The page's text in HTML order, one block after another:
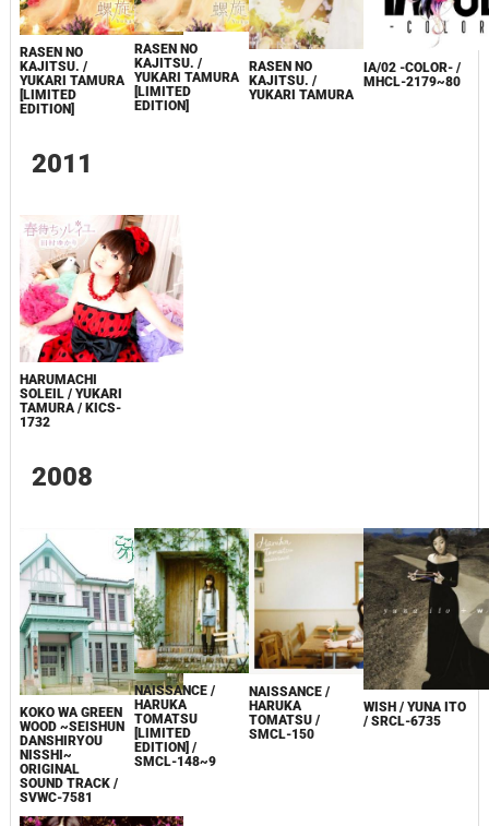
RASEN NO
KAJITSU. /
YUKARI TAMURA
[LIMITED
EDITION]
RASEN NO
KAJITSU. /
YUKARI TAMURA
[LIMITED
EDITION]
RASEN NO
KAJITSU. /
YUKARI TAMURA
IA/02 -COLOR- /
MHCL-2179~80
2011
HARUMACHI
SOLEIL / YUKARI
TAMURA / KICS-
1732
2008
KOKO WA GREEN
WOOD ~SEISHUN
DANSHIRYOU
NISSHI~
ORIGINAL
SOUND TRACK /
SVWC-7581
NAISSANCE /
HARUKA
TOMATSU
[LIMITED
EDITION] /
SMCL-148~9
NAISSANCE /
HARUKA
TOMATSU /
SMCL-150
WISH / YUNA ITO
/ SRCL-6735